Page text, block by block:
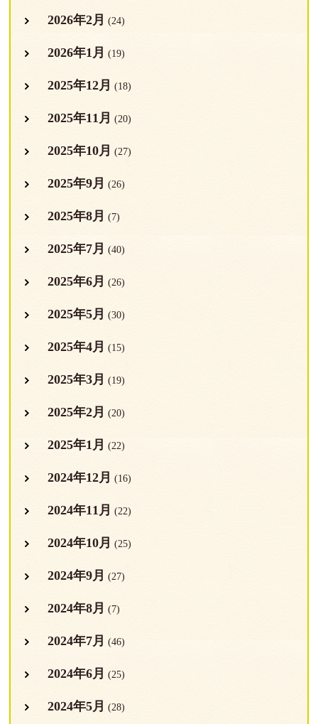
2026年2月 (24)
2026年1月 (19)
2025年12月 (18)
2025年11月 (20)
2025年10月 (27)
2025年9月 (26)
2025年8月 (7)
2025年7月 (40)
2025年6月 (26)
2025年5月 (30)
2025年4月 (15)
2025年3月 (19)
2025年2月 (20)
2025年1月 (22)
2024年12月 (16)
2024年11月 (22)
2024年10月 (25)
2024年9月 (27)
2024年8月 (7)
2024年7月 (46)
2024年6月 (25)
2024年5月 (28)